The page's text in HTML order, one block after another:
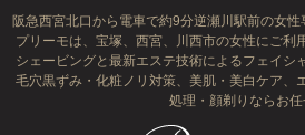
阪急西宮北口から電車で約9分逆瀬川駅前の女
プリーモは、宝塚、西宮、川西市の女性にご利
シェービングと最新エステ技術によるフェイシ
毛穴黒ずみ・化粧ノリ対策、美肌・美白ケア、
処理・顔剃りならお任